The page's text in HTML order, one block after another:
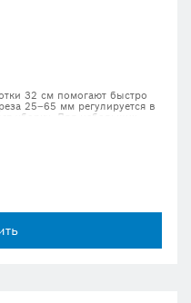
32 см помогают быстро
25–65 мм регулируется в
уборку. Для небольших
24–72 часа.